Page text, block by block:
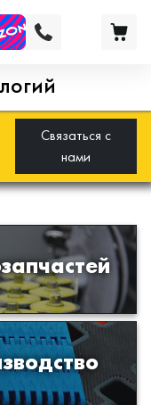
Связаться с
нами
деталей
подвески
автомобиля
пластиков
либо
заказчика